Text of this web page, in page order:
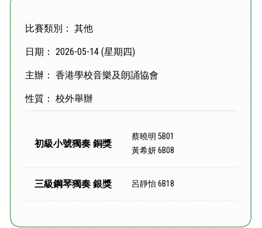
比賽類別： 其他
日期： 2026-05-14 (星期四)
主辦： 香港學校音樂及朗誦協會
性質： 校外舉辦
初級小號獨奏 銅獎
蔡曉明 5B01
黃希妍 6B08
三級鋼琴獨奏 銀獎 呂靜怡 6B18